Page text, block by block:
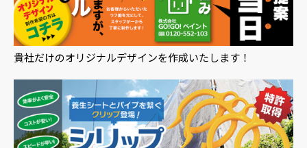
貴社だけのオリジナルデザインを作成いたします！